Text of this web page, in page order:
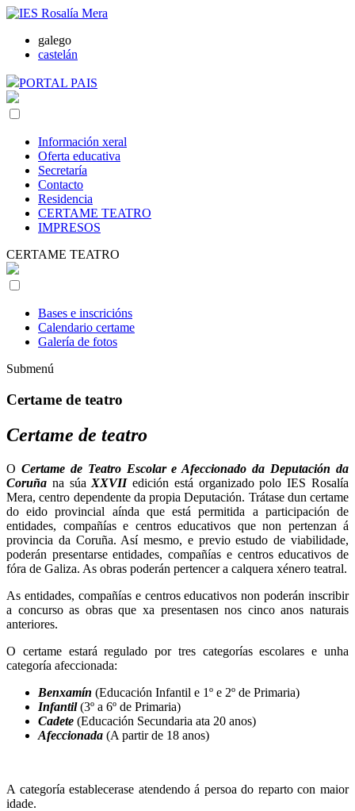
galego
castelán
PORTAL PAIS
Información xeral
Oferta educativa
Secretaría
Contacto
Residencia
CERTAME TEATRO
IMPRESOS
CERTAME TEATRO
Bases e inscricións
Calendario certame
Galería de fotos
Submenú
Certame de teatro
Certame de teatro
O Certame de Teatro Escolar e Afeccionado da Deputación da
Coruña na súa XXVIIedición está organizado polo IES Rosalía
Mera, centro dependente da propia Deputación. Trátase dun certame
do eido provincial aínda que está permitida a participación de
entidades, compañías e centros educativos que non pertenzan á
provincia da Coruña. Así mesmo, e previo estudo de viabilidade,
poderán presentarse entidades, compañías e centros educativos de
fóra de Galiza. As obras poderán pertencer a calquera xénero teatral.
As entidades, compañías e centros educativos non poderán inscribir
a concurso as obras que xa presentasen nos cinco anos naturais
anteriores.
O certame estará regulado por tres categorías escolares e unha
categoría afeccionada:
Benxamín (Educación Infantil e 1º e 2º de Primaria)
Infantil(3º a 6º de Primaria)
Cadete (Educación Secundaria ata 20 anos)
Afeccionada (A partir de 18 anos)
A categoría establecerase atendendo á persoa do reparto con maior
idade.